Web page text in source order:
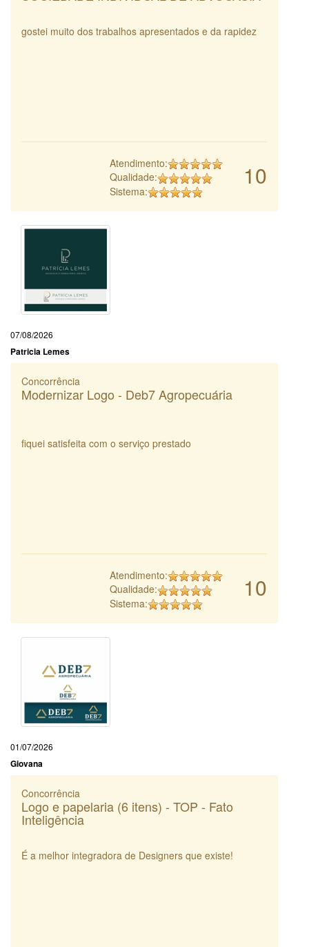
gostei muito dos trabalhos apresentados e da rapidez
10
Atendimento:
Qualidade:
Sistema:
07/08/2026
Patricia Lemes
Concorrência
Modernizar Logo - Deb7 Agropecuária
fiquei satisfeita com o serviço prestado
10
Atendimento:
Qualidade:
Sistema:
01/07/2026
Giovana
Concorrência
Logo e papelaria (6 itens) - TOP - Fato
Inteligência
É a melhor integradora de Designers que existe!